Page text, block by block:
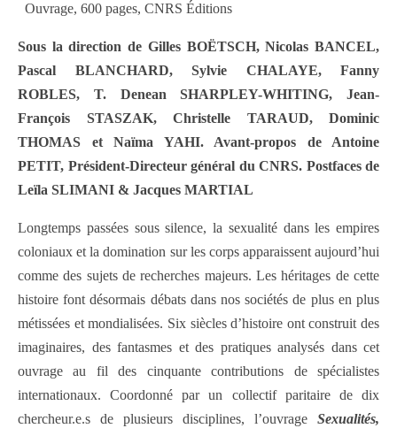
Ouvrage, 600 pages, CNRS Éditions
Sous la direction de Gilles BOËTSCH, Nicolas BANCEL,
Pascal BLANCHARD, Sylvie CHALAYE, Fanny
ROBLES, T. Denean SHARPLEY-WHITING, Jean-
François STASZAK, Christelle TARAUD, Dominic
THOMAS et Naïma YAHI. Avant-propos de Antoine
PETIT, Président-Directeur général du CNRS. Postfaces de
Leïla SLIMANI & Jacques MARTIAL
Longtemps passées sous silence, la sexualité dans les empires
coloniaux et la domination sur les corps apparaissent aujourd’hui
comme des sujets de recherches majeurs. Les héritages de cette
histoire font désormais débats dans nos sociétés de plus en plus
métissées et mondialisées. Six siècles d’histoire ont construit des
imaginaires, des fantasmes et des pratiques analysés dans cet
ouvrage au fil des cinquante contributions de spécialistes
internationaux. Coordonné par un collectif paritaire de dix
chercheur.e.s de plusieurs disciplines, l’ouvrage Sexualités,